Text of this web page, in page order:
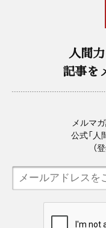
人間
記事を
メルマ
公式「人
（